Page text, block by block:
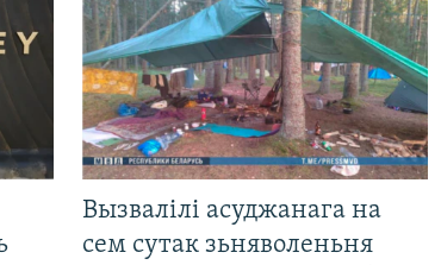
Вызвалілі асуджанага на
сем сутак зьняволеньня